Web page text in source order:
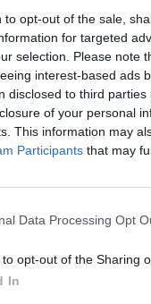
to opt-out of the sale,
for targeted
selection. Please note
interest-based ads
disclosed to third
of your personal
This information may
Participants that may
Data Processing Opt
to opt-out of the Sharing
In